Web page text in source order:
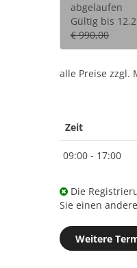
abgelaufen
Gültig bis
€ 990,00
alle Preise zzgl.
Zeit
09:00 - 17:00
Die
Sie einen
Weitere